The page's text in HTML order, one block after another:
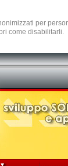
per
come disabilitarli.